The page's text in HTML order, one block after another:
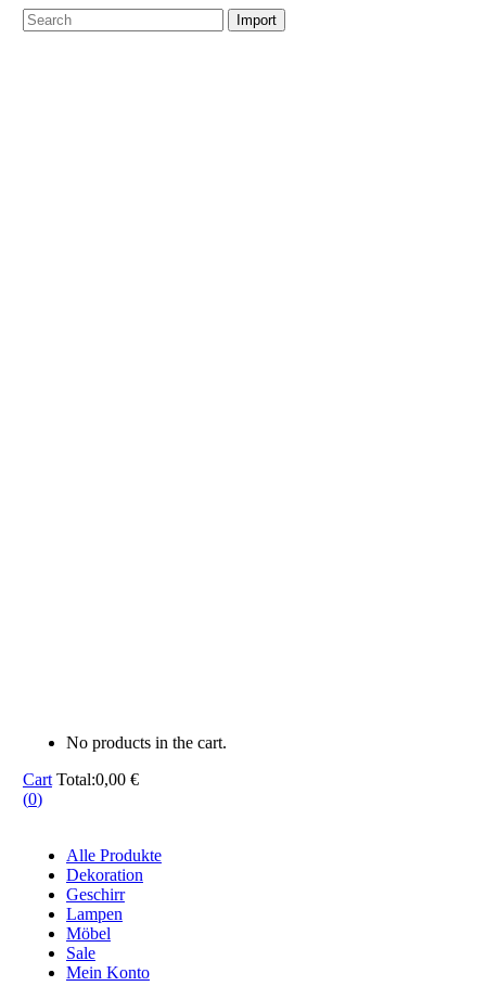
No products in the cart.
Cart Total:0,00 €
(0)
Alle Produkte
Dekoration
Geschirr
Lampen
Möbel
Sale
Mein Konto